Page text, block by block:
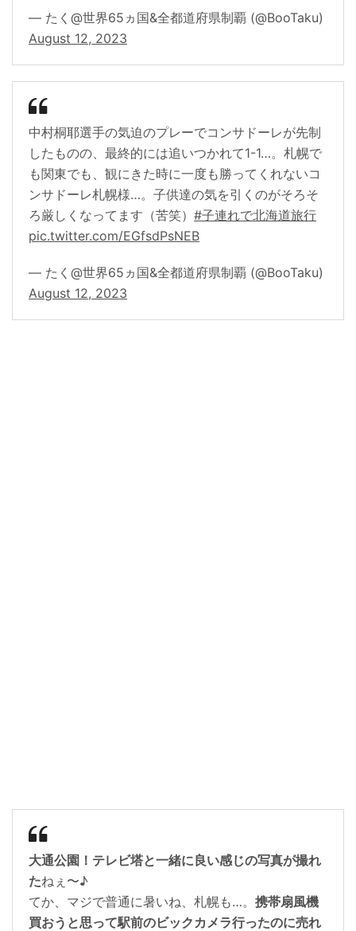
— たく@世界65ヵ国&全都道府県制覇 (@BooTaku)
August 12, 2023
中村桐耶選手の気迫のプレーでコンサドーレが先制
したものの、最終的には追いつかれて1-1…。札幌で
も関東でも、観にきた時に一度も勝ってくれないコ
ンサドーレ札幌様…。子供達の気を引くのがそろそ
ろ厳しくなってます（苦笑） #子連れで北海道旅行
pic.twitter.com/EGfsdPsNEB
— たく@世界65ヵ国&全都道府県制覇 (@BooTaku)
August 12, 2023
大通公園！テレビ塔と一緒に良い感じの写真が撮れ
たねぇ〜♪
てか、マジで普通に暑いね、札幌も…。 携帯扇風機
買おうと思って駅前のビックカメラ行ったのに売れ